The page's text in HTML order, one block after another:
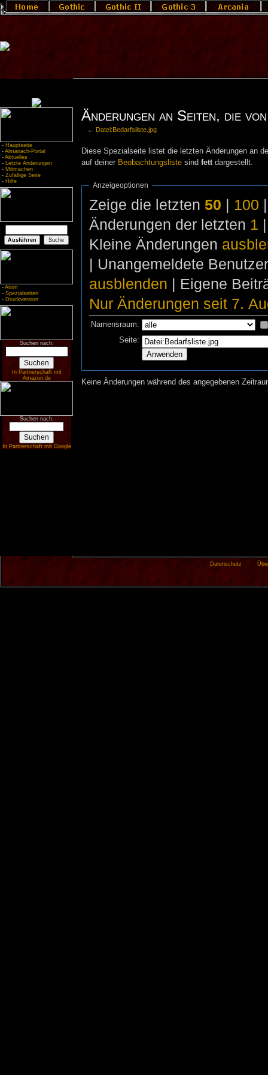
- Hauptseite
- Almanach-Portal
- Aktuelles
- Letzte Änderungen
- Mitmachen
- Zufällige Seite
- Hilfe
- Atom
- Spezialseiten
- Druckversion
Suchen nach:
In Partnerschaft mit
Amazon.de
Suchen nach:
In Partnerschaft mit Google
Änderungen an Seiten, die
← Datei:Bedarfsliste.jpg
Diese Spezialseite listet die letzten Änderungen an
auf deiner Beobachtungslistesind fettdargestellt.
Anzeigeoptionen
Zeige die letzten 50 | 100
Änderungen der letzten 1
Kleine Änderungen
| Unangemeldete
ausblenden | Eigene
Nur Änderungen seit 7.
Namensraum:
Seite:
Keine Änderungen während des angegebenen
Datenschutz